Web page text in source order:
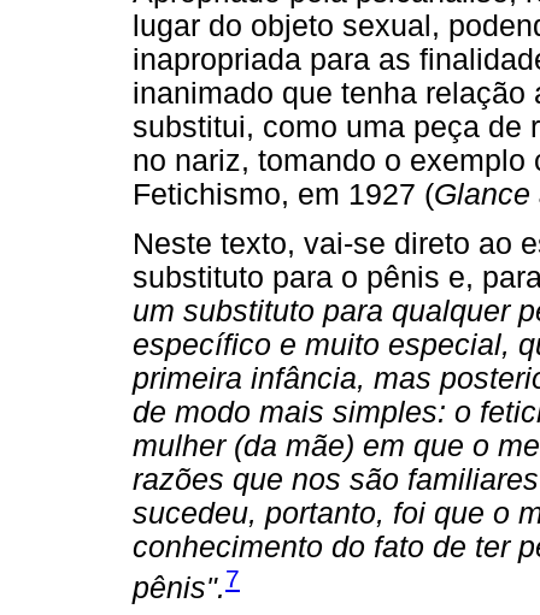
lugar do objeto sexual,
inapropriada para as
inanimado que tenha
substitui, como uma peça de
no nariz, tomando o
Fetichismo, em 1927 (Glance
Neste texto, vai-se direto ao
substituto para o pênis e,
um substituto para qualquer
específico e muito especial,
primeira infância, mas
de modo mais simples: o
mulher (da mãe) em que o
razões que nos são
sucedeu, portanto, foi que o
conhecimento do fato de ter
pênis".7